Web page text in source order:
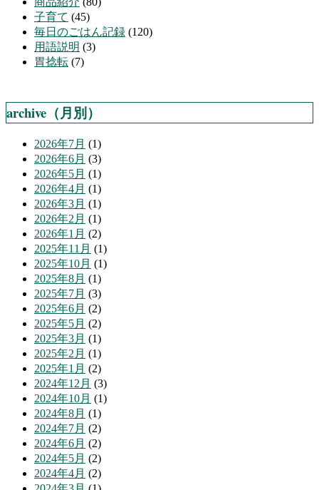
子育て (45)
毎日のごはん記録 (120)
用語説明 (3)
胃捻転 (7)
archive（月別）
2026年7月 (1)
2026年6月 (3)
2026年5月 (1)
2026年4月 (1)
2026年3月 (1)
2026年2月 (1)
2026年1月 (2)
2025年11月 (1)
2025年10月 (1)
2025年8月 (1)
2025年7月 (3)
2025年6月 (2)
2025年5月 (2)
2025年3月 (1)
2025年2月 (1)
2025年1月 (2)
2024年12月 (3)
2024年10月 (1)
2024年8月 (1)
2024年7月 (2)
2024年6月 (2)
2024年5月 (2)
2024年4月 (2)